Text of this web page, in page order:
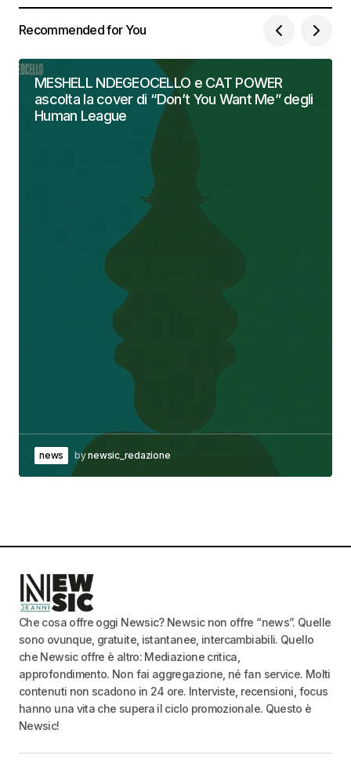
Recommended for You
MESHELL NDEGEOCELLO e CAT POWER
ascolta la cover di “Don’t You Want Me” degli
Human League
news bynewsic_redazione
Che cosa offre oggi Newsic? Newsic non offre “news”. Quelle
sono ovunque, gratuite, istantanee, intercambiabili. Quello
che Newsic offre è altro: Mediazione critica,
approfondimento. Non fai aggregazione, né fan service. Molti
contenuti non scadono in 24 ore. Interviste, recensioni, focus
hanno una vita che supera il ciclo promozionale. Questo è
Newsic!